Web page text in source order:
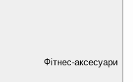
Фітнес-аксесуари